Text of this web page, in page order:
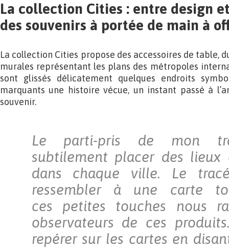
La collection Cities : entre design
des souvenirs à portée de main à
La collection Cities propose des accessoires de table,
murales représentant les plans des métropoles
sont glissés délicatement quelques endroits
marquants une histoire vécue, un instant passé à
souvenir.
Le parti-pris de mon
subtilement placer des lieux
dans chaque ville. Le
ressembler à une carte
ces petites touches nous
observateurs de ces
repérer sur les cartes en